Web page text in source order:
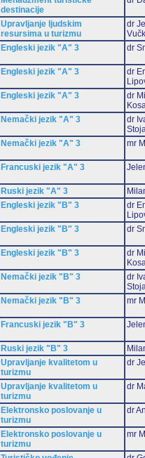
destinacije
Upravljanje ljudskim
resursima u turizmu
dr
Engleski jezik "A" 3 dr
Engleski jezik "A" 3
dr
Engleski jezik "A" 3
dr
Nemački jezik "A" 3
dr
Nemački jezik "A" 3 mr
Francuski jezik "A" 3
Ruski jezik "A" 3
Engleski jezik "B" 3
dr
Engleski jezik "B" 3 dr
Engleski jezik "B" 3
dr
Nemački jezik "B" 3
dr
Nemački jezik "B" 3 mr
Francuski jezik "B" 3
Ruski jezik "B" 3
Upravljanje kvalitetom u
turizmu
dr
Upravljanje kvalitetom u
turizmu
dr
Elektronsko poslovanje u
turizmu
dr
Elektronsko poslovanje u
turizmu
mr